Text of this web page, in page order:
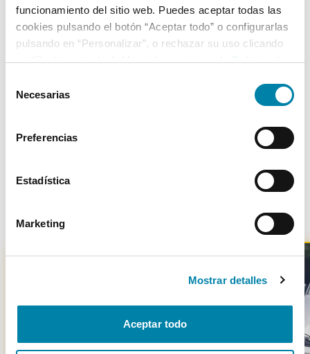
funcionamiento del sitio web. Puedes aceptar todas las
cookies pulsando el botón “Aceptar todo” o configurarlas
pulsando en “Personalizar”, o rechazar su uso clicando
en “Rechazar todas”. Más información en laPolítica de
Necesarias
Preferencias
Estadística
Marketing
Mostrar detalles
Aceptar todo
Nº Asientos Matriculación Tracción
-2801€